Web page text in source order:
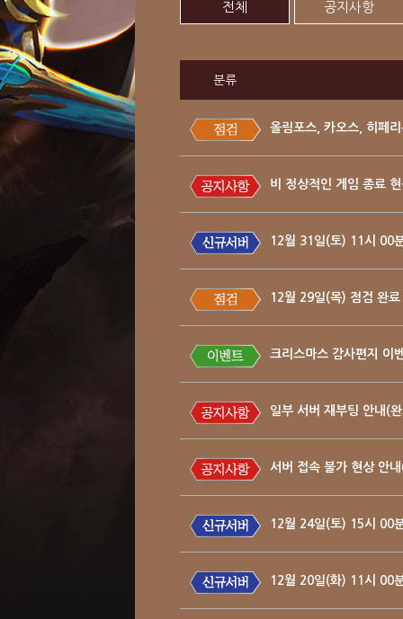
전체 공지사항
분류
올림포스, 카오스, 히페
비 정상적인 게임 종료
12월 31일(토) 11시 00
12월 29일(목) 점검 완료
크리스마스 감사편지 이
일부 서버 재부팅 안내(
서버 접속 불가 현상 안
12월 24일(토) 15시 00
12월 20일(화) 11시 00